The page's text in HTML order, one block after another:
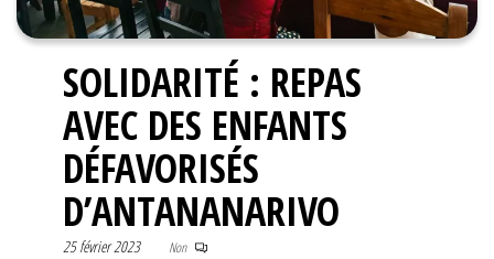
SOLIDARITÉ : REPAS
AVEC DES ENFANTS
DÉFAVORISÉS
D’ANTANANARIVO
25 février 2023 Non